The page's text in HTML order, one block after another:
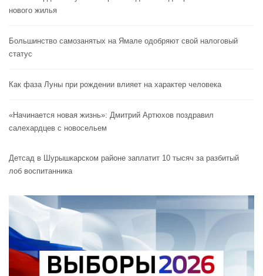
нового жилья
Большинство самозанятых на Ямале одобряют свой налоговый
статус
Как фаза Луны при рождении влияет на характер человека
«Начинается новая жизнь»: Дмитрий Артюхов поздравил
салехардцев с новосельем
Детсад в Шурышкарском районе заплатит 10 тысяч за разбитый
лоб воспитанника